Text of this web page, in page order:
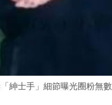
紳士手」細節曝光圈粉無數